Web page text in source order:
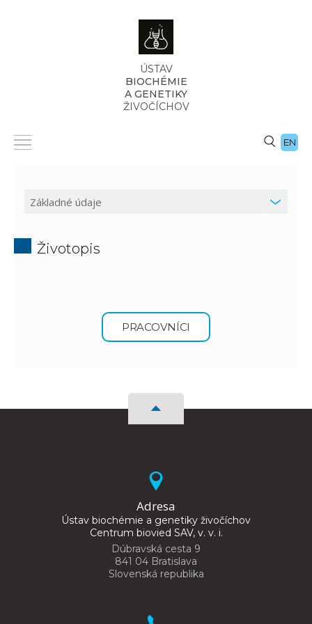
ÚSTAV
BIOCHÉMIE
A GENETIKY
ŽIVOČÍCHOV
EN
Životopis
PRACOVNÍCI
Adresa
Ústav biochémie a genetiky živočíchov
Centrum biovied SAV, v. v. i.
Dúbravská cesta 9
841 04 Bratislava
Slovenská republika